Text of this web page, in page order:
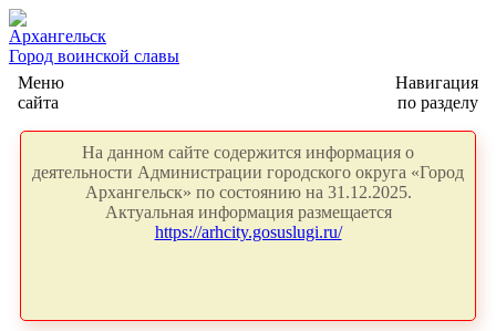
Архангельск
Город воинской славы
Меню
сайта
Навигация
по разделу
На данном сайте содержится информация о
деятельности Администрации городского округа «Город
Архангельск» по состоянию на 31.12.2025.
Актуальная информация размещается
https://arhcity.gosuslugi.ru/